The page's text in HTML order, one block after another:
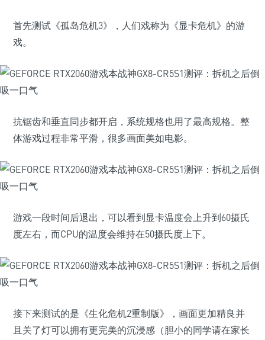
首先测试《孤岛危机3》，人们戏称为《显卡危机》的游
戏。
抗锯齿和垂直同步都开启，系统规格也用了最高规格。整
体游戏过程非常平滑，很多画面美如电影。
游戏一段时间后退出，可以看到显卡温度会上升到60摄氏
度左右，而CPU的温度会维持在50摄氏度上下。
接下来测试的是《生化危机2重制版》，画面更加精良并
且关了灯可以拥有更完美的沉浸感（胆小的同学请在家长